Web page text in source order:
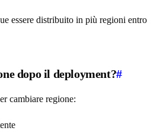
essere distribuito in più regioni entro
dopo il deployment?#
cambiare regione: